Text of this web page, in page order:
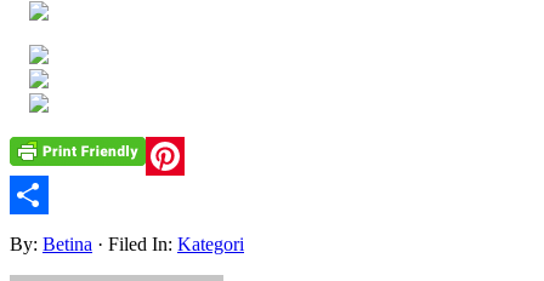
Pinterest
Share
By: Betina · Filed In: Kategori